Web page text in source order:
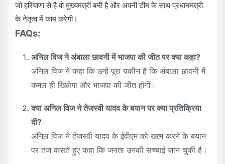
जो हरियाणा से है वो मुख्यमंत्री बनी है और अपनी टीम के साथ प्रधानमंत्री
के नेतृत्व में काम करेगी।
FAQs:
अनिल विज ने अंबाला छावनी में भाजपा की जीत पर क्या कहा?
अनिल विज ने कहा कि उन्हें पूरा यकीन है कि अंबाला छावनी में
कमल ही खिलेगा और भाजपा की जीत होगी।
क्या अनिल विज ने तेजस्वी यादव के बयान पर क्या प्रतिक्रिया
दी?
अनिल विज ने तेजस्वी यादव के ईवीएम को खत्म करने के बयान
पर तंज कसते हुए कहा कि जनता उनकी सच्चाई जान चुकी है।